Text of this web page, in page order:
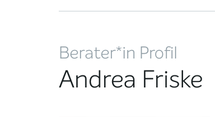
Berater*in Profil
Andrea Friske